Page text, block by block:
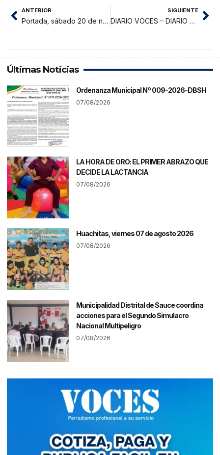
ANTERIOR
Portada, sábado 20 de noviembre 2021
SIGUIENTE
DIARIO VOCES – DIARIO JUDICIAL DEL DISTRITO JUDICIAL DE SAN MARTIN 20-11-21
Últimas Noticias
Ordenanza Municipal Nº 009-2026-DBSH
07/08/2026
LA HORA DE ORO: EL PRIMER ABRAZO QUE
DECIDE LA LACTANCIA
07/08/2026
Huachitas, viernes 07 de agosto 2026
07/08/2026
Municipalidad Distrital de Sauce coordina
acciones para el Segundo Simulacro
Nacional Multipeligro
07/08/2026